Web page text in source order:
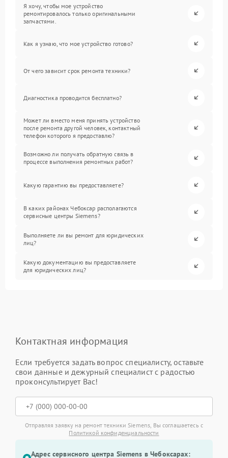
Я хочу, чтобы мое устройство
ремонтировалось только оригинальными
запчастями.
Как я узнаю, что мое устройство готово?
От чего зависит срок ремонта техники?
Диагностика проводится бесплатно?
Может ли вместо меня принять устройство
после ремонта другой человек, контактный
телефон которого я предоставлю?
Возможно ли получать обратную связь в
процессе выполнения ремонтных работ?
Какую гарантию вы предоставляете?
В каких районах Чебоксар располагаются
сервисные центры Siemens?
Выполняете ли вы ремонт для юридических
лиц?
Какую документацию вы предоставляете
для юридических лиц?
Контактная информация
Если требуется задать вопрос специалисту, оставьте
свои данные и дежурный специалист с радостью
проконсультирует Вас!
Отправляя заявку на ремонт техники Siemens, Вы соглашаетесь с
Политикой конфиденциальности
Адрес сервисного центра Siemens в Чебоксарах: